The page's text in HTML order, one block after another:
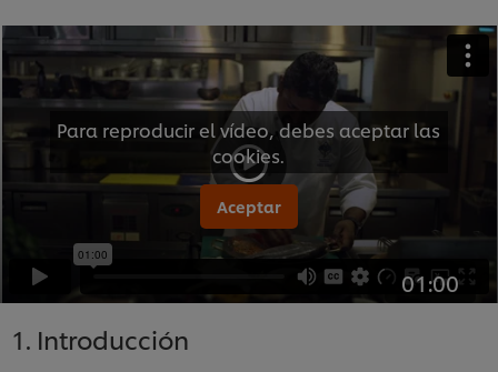
Para reproducir el vídeo, debes aceptar las
cookies.
Aceptar
01:00
1. Introducción